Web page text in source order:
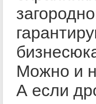
Можно и
А если